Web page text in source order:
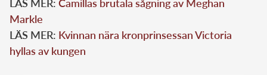
LÄS MER: Camillas brutala sågning av Meghan
Markle
LÄS MER: Kvinnan nära kronprinsessan Victoria
hyllas av kungen